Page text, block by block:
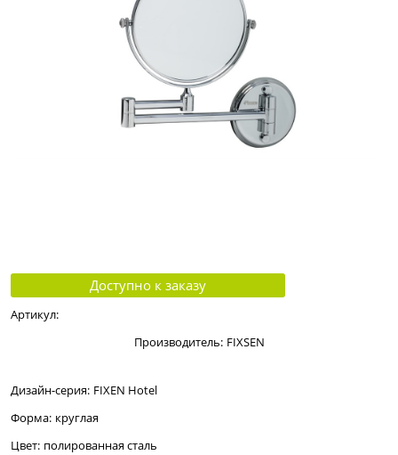
Доступно к заказу
Артикул:
Производитель: FIXSEN
Дизайн-серия: FIXEN Hotel
Форма: круглая
Цвет: полированная сталь